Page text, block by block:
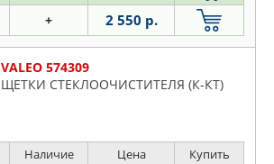
+ 2 550 р.
VALEO 574309
ЩЕТКИ СТЕКЛООЧИСТИТЕЛЯ (К-КТ)
Наличие Цена Купить